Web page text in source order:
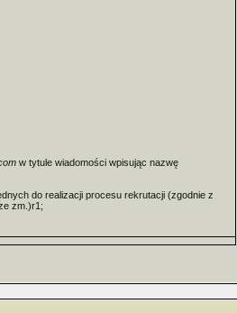
w tytule wiadomości wpisując nazwę
do realizacji procesu rekrutacji (zgodnie z
zm.)r1;